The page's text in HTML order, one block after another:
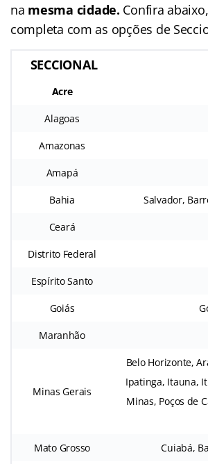
na mesma cidade. Confira
completa com as opções de
SECCIONAL
Acre
Alagoas
Amazonas
Amapá
Bahia Salvador,
Ceará
Distrito Federal
Espírito Santo
Goiás
Maranhão
Minas Gerais
Belo Horizonte,
Ipatinga, Itauna,
Minas, Poços de
Mato Grosso Cuiabá,